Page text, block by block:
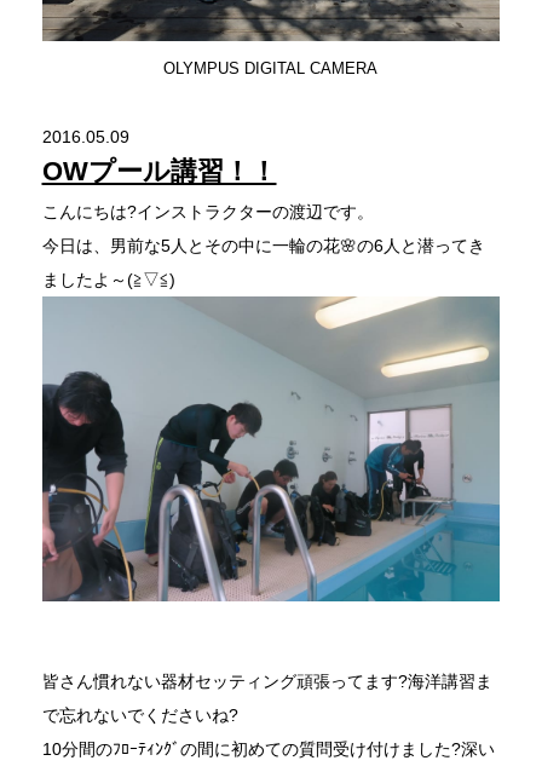
OLYMPUS DIGITAL CAMERA
2016.05.09
OWプール講習！！
こんにちは?インストラクターの渡辺です。
今日は、男前な5人とその中に一輪の花🌸の6人と潜ってき
ましたよ～(≧▽≦)
皆さん慣れない器材セッティング頑張ってます?海洋講習ま
で忘れないでくださいね?
10分間のﾌﾛｰﾃｨﾝｸﾞの間に初めての質問受け付けました?深い